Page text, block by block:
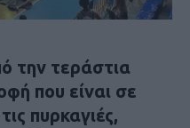
την τεράστια
που είναι σε
πυρκαγιές,